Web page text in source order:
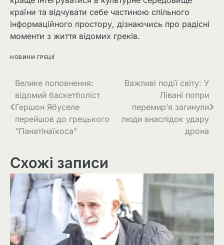
країни та відчувати себе частиною спільного
інформаційного простору, дізнаючись про радісні
моменти з життя відомих греків.
НОВИНИ ГРЕЦІЇ
Велике поповнення:
відомий баскетболіст
Гершон Ябуселе
перейшов до грецького
“Панатінаїкоса”
Важливі події світу: У
Лівані попри
перемир’я загинули
люди внаслідок удару
дрона
Схожі записи